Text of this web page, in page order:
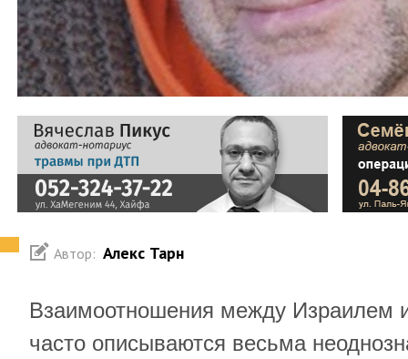
Автор: Алекс Тарн
Взаимоотношения между Израилем
часто описываются весьма